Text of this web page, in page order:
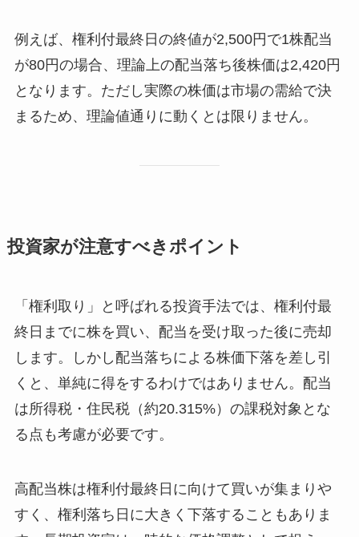
例えば、権利付最終日の終値が2,500円で1株配当
が80円の場合、理論上の配当落ち後株価は2,420円
となります。ただし実際の株価は市場の需給で決
まるため、理論値通りに動くとは限りません。
投資家が注意すべきポイント
「権利取り」と呼ばれる投資手法では、権利付最
終日までに株を買い、配当を受け取った後に売却
します。しかし配当落ちによる株価下落を差し引
くと、単純に得をするわけではありません。配当
は所得税・住民税（約20.315%）の課税対象とな
る点も考慮が必要です。
高配当株は権利付最終日に向けて買いが集まりや
すく、権利落ち日に大きく下落することもありま